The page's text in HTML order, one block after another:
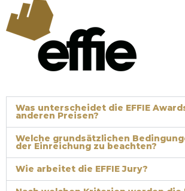
Was unterscheidet die EFFIE
anderen Preisen?
Welche grundsätzlichen
der Einreichung zu beachten?
Wie arbeitet die EFFIE Jury?